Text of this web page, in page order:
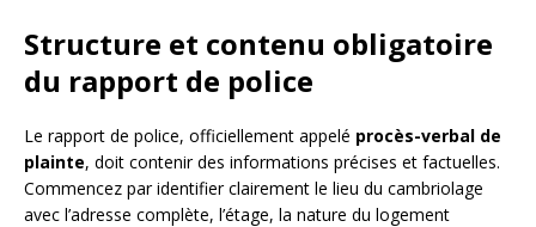
Structure et contenu obligatoire
du rapport de police
Le rapport de police, officiellement appelé procès-verbal de
plainte, doit contenir des informations précises et factuelles.
Commencez par identifier clairement le lieu du cambriolage
avec l’adresse complète, l’étage, la nature du logement